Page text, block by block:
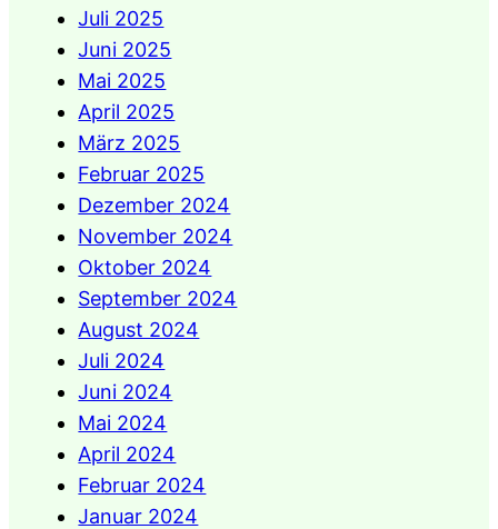
Juli 2025
Juni 2025
Mai 2025
April 2025
März 2025
Februar 2025
Dezember 2024
November 2024
Oktober 2024
September 2024
August 2024
Juli 2024
Juni 2024
Mai 2024
April 2024
Februar 2024
Januar 2024